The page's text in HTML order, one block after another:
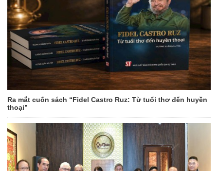
Ra mắt cuốn sách “Fidel Castro Ruz: Từ tuổi thơ đến huyền
thoại”